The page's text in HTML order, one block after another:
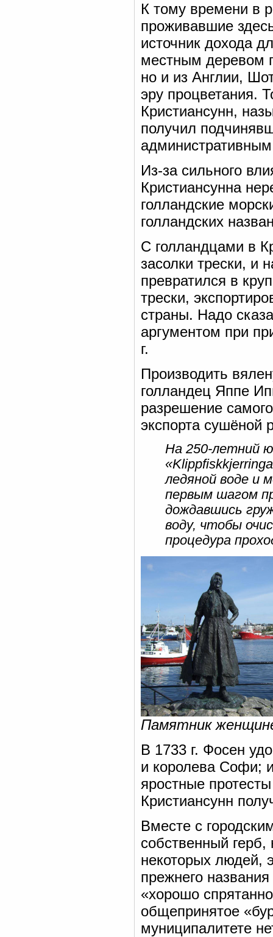
К тому времени в
проживавшие
источник дохода
местным деревом
но и из Англии,
эру процветания.
Кристиансунн,
получил
Из-за сильного
Кристиансунна
голландские
голландских
С голландцами в
засолки трески, и
превратился в
трески,
страны. Надо
аргументом при
г.
Производить
голландец Яппе
разрешение
экспорта сушёной
На 250-летний
ледяной воде и
первым шагом
дождавшись
воду, чтобы
процедура
Памятник
В 1733 г. Фосен
и королева Софи;
яростные
Кристиансунн
Вместе с
собственный
некоторых людей,
прежнего
«хорошо
общепринятое
муниципалитете